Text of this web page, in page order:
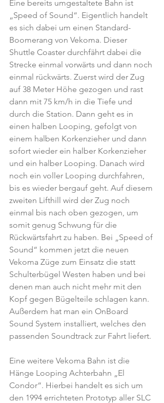
Eine bereits umgestaltete Bahn ist
„Speed of Sound“. Eigentlich handelt
es sich dabei um einen Standard-
Boomerang von Vekoma. Dieser
Shuttle Coaster durchfährt dabei die
Strecke einmal vorwärts und dann noch
einmal rückwärts. Zuerst wird der Zug
auf 38 Meter Höhe gezogen und rast
dann mit 75 km/h in die Tiefe und
durch die Station. Dann geht es in
einen halben Looping, gefolgt von
einem halben Korkenzieher und dann
sofort wieder ein halber Korkenzieher
und ein halber Looping. Danach wird
noch ein voller Looping durchfahren,
bis es wieder bergauf geht. Auf diesem
zweiten Lifthill wird der Zug noch
einmal bis nach oben gezogen, um
somit genug Schwung für die
Rückwärtsfahrt zu haben. Bei „Speed of
Sound“ kommen jetzt die neuen
Vekoma Züge zum Einsatz die statt
Schulterbügel Westen haben und bei
denen man auch nicht mehr mit den
Kopf gegen Bügelteile schlagen kann.
Außerdem hat man ein OnBoard
Sound System installiert, welches den
passenden Soundtrack zur Fahrt liefert.
Eine weitere Vekoma Bahn ist die
Hänge Looping Achterbahn „El
Condor“. Hierbei handelt es sich um
den 1994 errichteten Prototyp aller SLC